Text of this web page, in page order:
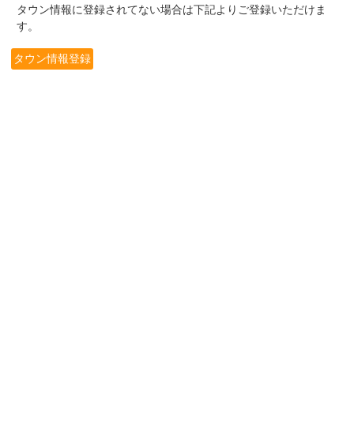
タウン情報に登録されてない場合は下記よりご登録いただけま
す。
タウン情報登録